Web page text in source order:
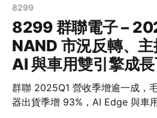
8299
8299 群聯電子 –
NAND 市況反轉、主
AI 與車用雙引擎成
群聯 2025Q1 營收季增逾一成，
器出貨季增 93%，AI Edge 與車